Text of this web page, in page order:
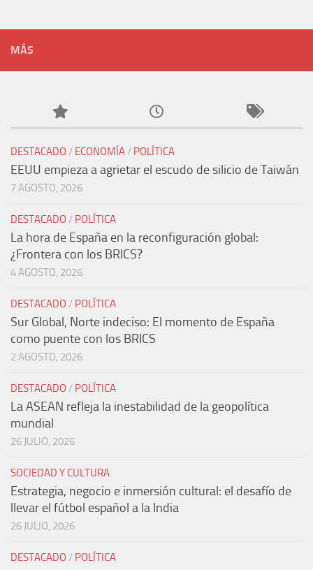
MÁS
DESTACADO / ECONOMÍA/ POLÍTICA
EEUU empieza a agrietar el escudo de silicio de Taiwán
7 AGOSTO, 2026
DESTACADO / POLÍTICA
La hora de España en la reconfiguración global:
¿Frontera con los BRICS?
4 AGOSTO, 2026
DESTACADO / POLÍTICA
Sur Global, Norte indeciso: El momento de España
como puente con los BRICS
2 AGOSTO, 2026
DESTACADO / POLÍTICA
La ASEAN refleja la inestabilidad de la geopolítica
mundial
26 JULIO, 2026
SOCIEDAD Y CULTURA
Estrategia, negocio e inmersión cultural: el desafío de
llevar el fútbol español a la India
26 JULIO, 2026
DESTACADO / POLÍTICA